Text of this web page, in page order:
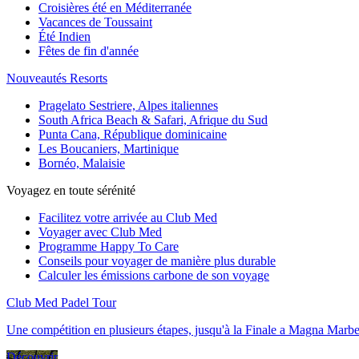
Croisières été en Méditerranée
Vacances de Toussaint
Été Indien
Fêtes de fin d'année
Nouveautés Resorts
Pragelato Sestriere, Alpes italiennes
South Africa Beach & Safari, Afrique du Sud
Punta Cana, République dominicaine
Les Boucaniers, Martinique
Bornéo, Malaisie
Voyagez en toute sérénité
Facilitez votre arrivée au Club Med
Voyager avec Club Med
Programme Happy To Care
Conseils pour voyager de manière plus durable
Calculer les émissions carbone de son voyage
Club Med Padel Tour
Une compétition en plusieurs étapes, jusqu'à la Finale a Magna